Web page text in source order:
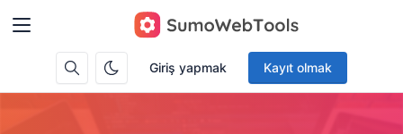
Giriş yapmak Kayıt olmak